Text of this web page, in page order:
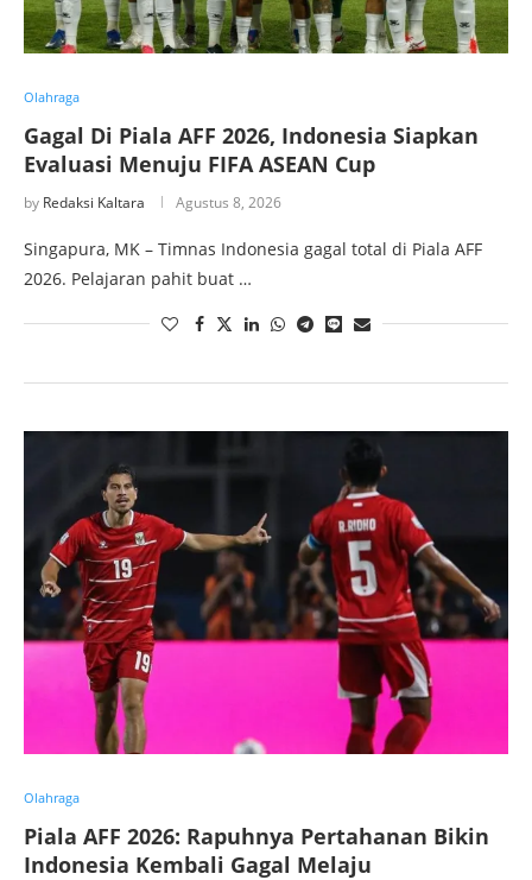
Olahraga
Gagal Di Piala AFF 2026, Indonesia Siapkan
Evaluasi Menuju FIFA ASEAN Cup
by Redaksi Kaltara Agustus 8, 2026
Singapura, MK – Timnas Indonesia gagal total di Piala AFF
2026. Pelajaran pahit buat …
Olahraga
Piala AFF 2026: Rapuhnya Pertahanan Bikin
Indonesia Kembali Gagal Melaju